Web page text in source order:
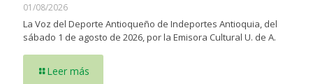
01/08/2026
La Voz del Deporte Antioqueño de Indeportes Antioquia, del
sábado 1 de agosto de 2026, por la Emisora Cultural U. de A.
Leer más